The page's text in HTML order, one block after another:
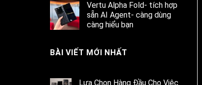
Vertu Alpha Fold- tích hợp
sẵn AI Agent- càng dùng
càng hiểu bạn
BÀI VIẾT MỚI NHẤT
Lựa Chọn Hàng Đầu Cho Việc